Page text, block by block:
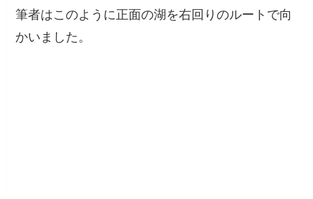
筆者はこのように正面の湖を右回りのルートで向
かいました。